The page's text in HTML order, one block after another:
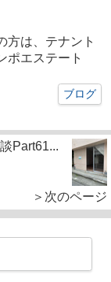
方は、テナント
ポエステート
ブログ
Part61...
＞次のページ